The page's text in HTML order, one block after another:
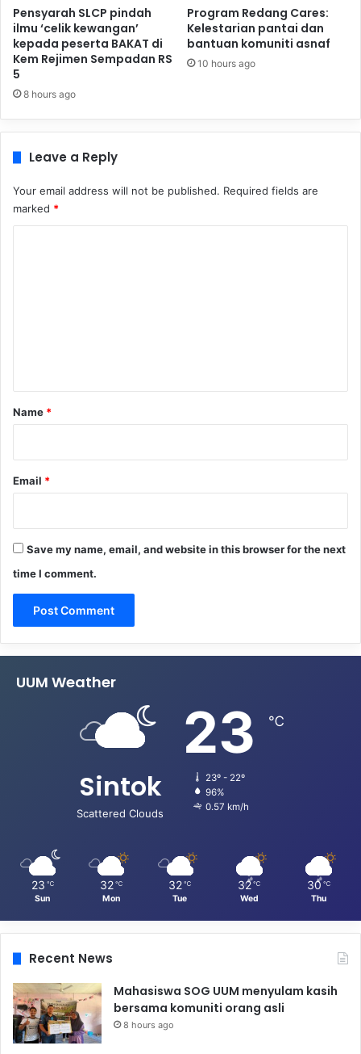
Pensyarah SLCP pindah
ilmu ‘celik kewangan’
kepada peserta BAKAT di
Kem Rejimen Sempadan RS
5
8 hours ago
Program Redang Cares:
Kelestarian pantai dan
bantuan komuniti asnaf
10 hours ago
Leave a Reply
Your email address will not be published. Required fields are
marked *
*
Name *
Email *
Save my name, email, and website in this browser for the next
time I comment.
UUM Weather
Sintok
Scattered Clouds
23 ℃
23º - 22º
96%
0.57 km/h
23 ℃
Sun
32 ℃
Mon
32 ℃
Tue
32 ℃
Wed
30 ℃
Thu
Recent News
Mahasiswa SOG UUM menyulam kasih
bersama komuniti orang asli
8 hours ago